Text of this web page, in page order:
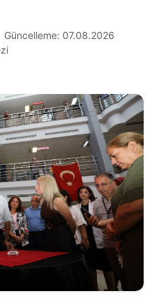
Güncelleme: 07.08.2026